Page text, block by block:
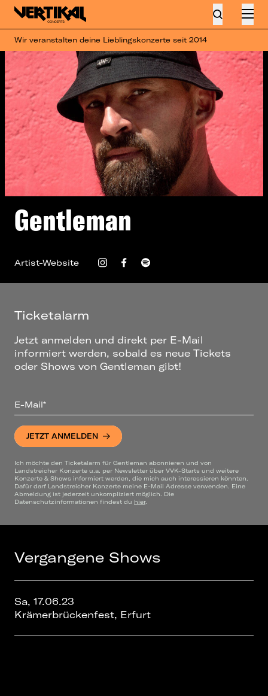
Wir veranstalten deine Lieblingskonzerte seit 2014
Gentleman
Artist-Website
Ticketalarm
Jetzt anmelden und direkt per E-Mail
informiert werden, sobald es neue Tickets
oder Shows von Gentleman gibt!
E-Mail*
JETZT ANMELDEN
Ich möchte den Ticketalarm für Gentleman abonnieren und von
Landstreicher Konzerte u.a. per Newsletter über VVK-Starts und weitere
Konzerte & Shows informiert werden, die mich auch interessieren könnten.
Dafür darf Landstreicher Konzerte meine E-Mail Adresse verwenden. Eine
Abmeldung ist jederzeit unkompliziert möglich. Die
Datenschutzinformationen findest du hier.
Vergangene Shows
Sa, 17.06.23
Krämerbrückenfest, Erfurt